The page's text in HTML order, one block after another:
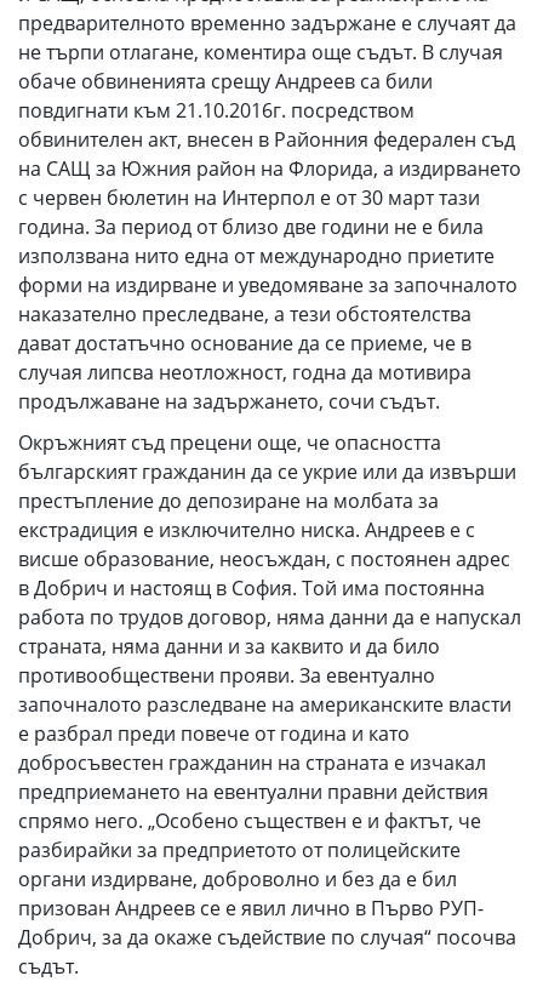
предварителното временно задържане е случаят да
не търпи отлагане, коментира още съдът. В случая
обаче обвиненията срещу Андреев са били
повдигнати към 21.10.2016г. посредством
обвинителен акт, внесен в Районния федерален съд
на САЩ за Южния район на Флорида, а издирването
с червен бюлетин на Интерпол е от 30 март тази
година. За период от близо две години не е била
използвана нито една от международно приетите
форми на издирване и уведомяване за започналото
наказателно преследване, а тези обстоятелства
дават достатъчно основание да се приеме, че в
случая липсва неотложност, годна да мотивира
продължаване на задържането, сочи съдът.
Окръжният съд прецени още, че опасността
българският гражданин да се укрие или да извърши
престъпление до депозиране на молбата за
екстрадиция е изключително ниска. Андреев е с
висше образование, неосъждан, с постоянен адрес
в Добрич и настоящ в София. Той има постоянна
работа по трудов договор, няма данни да е напускал
страната, няма данни и за каквито и да било
противообществени прояви. За евентуално
започналото разследване на американските власти
е разбрал преди повече от година и като
добросъвестен гражданин на страната е изчакал
предприемането на евентуални правни действия
спрямо него. „Особено съществен е и фактът, че
разбирайки за предприетото от полицейските
органи издирване, доброволно и без да е бил
призован Андреев се е явил лично в Първо РУП-
Добрич, за да окаже съдействие по случая“ посочва
съдът.